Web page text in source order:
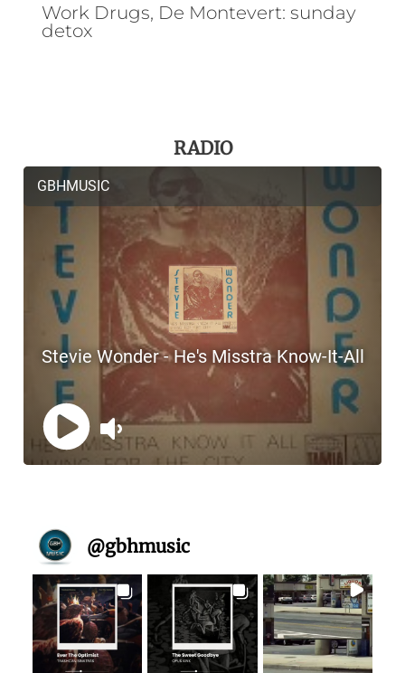
Work Drugs, De Montevert: sunday
detox
RADIO
@gbhmusic